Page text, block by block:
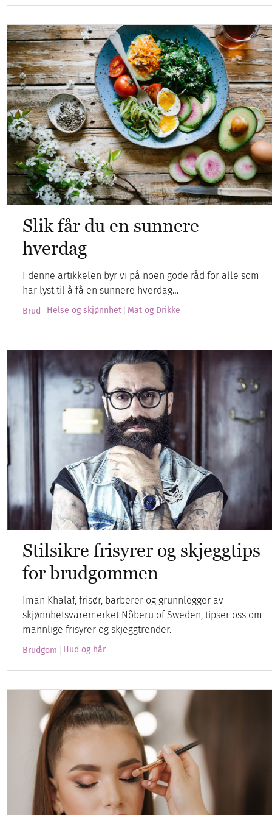
Slik får du en sunnere
hverdag
I denne artikkelen byr vi på noen gode råd for alle som
har lyst til å få en sunnere hverdag…
Brud Helse og skjønnhet Mat og Drikke
Stilsikre frisyrer og skjeggtips
for brudgommen
Iman Khalaf, frisør, barberer og grunnlegger av
skjønnhetsvaremerket Nõberu of Sweden, tipser oss om
mannlige frisyrer og skjeggtrender.
Brudgom Hud og hår